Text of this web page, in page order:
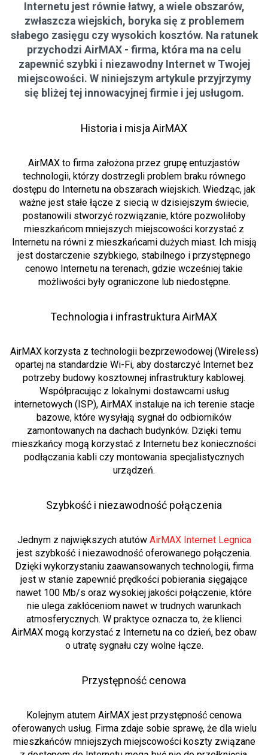
Internetu jest równie łatwy, a wiele obszarów,
zwłaszcza wiejskich, boryka się z problemem
słabego zasięgu czy wysokich kosztów. Na ratunek
przychodzi AirMAX - firma, która ma na celu
zapewnić szybki i niezawodny Internet w Twojej
miejscowości. W niniejszym artykule przyjrzymy
się bliżej tej innowacyjnej firmie i jej usługom.
Historia i misja AirMAX
AirMAX to firma założona przez grupę entuzjastów
technologii, którzy dostrzegli problem braku równego
dostępu do Internetu na obszarach wiejskich. Wiedząc, jak
ważne jest stałe łącze z siecią w dzisiejszym świecie,
postanowili stworzyć rozwiązanie, które pozwoliłoby
mieszkańcom mniejszych miejscowości korzystać z
Internetu na równi z mieszkańcami dużych miast. Ich misją
jest dostarczenie szybkiego, stabilnego i przystępnego
cenowo Internetu na terenach, gdzie wcześniej takie
możliwości były ograniczone lub niedostępne.
Technologia i infrastruktura AirMAX
AirMAX korzysta z technologii bezprzewodowej (Wireless)
opartej na standardzie Wi-Fi, aby dostarczyć Internet bez
potrzeby budowy kosztownej infrastruktury kablowej.
Współpracując z lokalnymi dostawcami usług
internetowych (ISP), AirMAX instaluje na ich terenie stacje
bazowe, które wysyłają sygnał do odbiorników
zamontowanych na dachach budynków. Dzięki temu
mieszkańcy mogą korzystać z Internetu bez konieczności
podłączania kabli czy montowania specjalistycznych
urządzeń.
Szybkość i niezawodność połączenia
Jednym z największych atutów AirMAX Internet Legnica
jest szybkość i niezawodność oferowanego połączenia.
Dzięki wykorzystaniu zaawansowanych technologii, firma
jest w stanie zapewnić prędkości pobierania sięgające
nawet 100 Mb/s oraz wysokiej jakości połączenie, które
nie ulega zakłóceniom nawet w trudnych warunkach
atmosferycznych. W praktyce oznacza to, że klienci
AirMAX mogą korzystać z Internetu na co dzień, bez obaw
o utratę sygnału czy wolne łącze.
Przystępność cenowa
Kolejnym atutem AirMAX jest przystępność cenowa
oferowanych usług. Firma zdaje sobie sprawę, że dla wielu
mieszkańców mniejszych miejscowości koszty związane